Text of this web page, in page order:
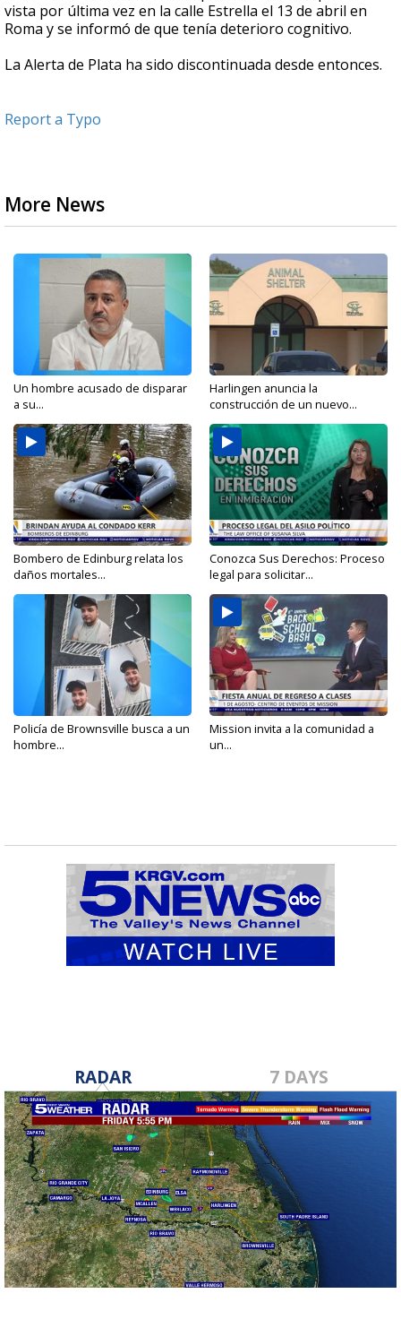
vista por última vez en la calle Estrella el 13 de abril en
Roma y se informó de que tenía deterioro cognitivo.
La Alerta de Plata ha sido discontinuada desde entonces.
Report a Typo
More News
Un hombre acusado de disparar
a su...
Harlingen anuncia la
construcción de un nuevo...
Bombero de Edinburg relata los
daños mortales...
Conozca Sus Derechos: Proceso
legal para solicitar...
Policía de Brownsville busca a un
hombre...
Mission invita a la comunidad a
un...
RADAR 7 DAYS